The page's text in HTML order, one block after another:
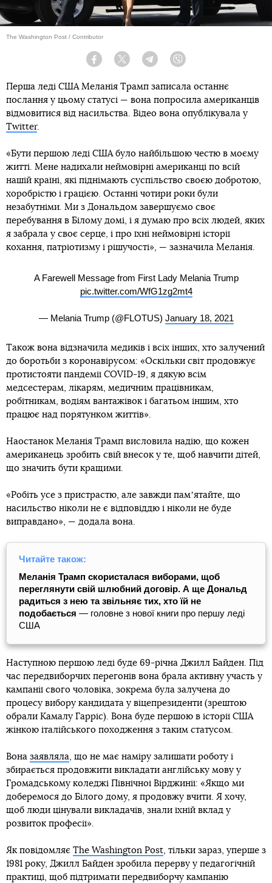
The Washington Post / Contributor
Facebook Twitter Telegram
Перша леді США Меланія Трамп записала останнє
послання у цьому статусі — вона попросила американців
відмовитися від насильства. Відео вона опублікувала у
Twitter.
«Бути першою леді США було найбільшою честю в моєму
житті. Мене надихали неймовірні американці по всій
нашій країні, які піднімають суспільство своєю добротою,
хоробрістю і грацією. Останні чотири роки були
незабутніми. Ми з Дональдом завершуємо своє
перебування в Білому домі, і я думаю про всіх людей, яких
я забрала у своє серце, і про їхні неймовірні історії
кохання, патріотизму і рішучості», — зазначила Меланія.
A Farewell Message from First Lady Melania Trump
pic.twitter.com/WfG1zg2mt4
— Melania Trump (@FLOTUS) January 18, 2021
Також вона відзначила медиків і всіх інших, хто залучений
до боротьби з коронавірусом: «Оскільки світ продовжує
протистояти пандемії COVID-19, я дякую всім
медсестерам, лікарям, медичним працівникам,
робітникам, водіям вантажівок і багатьом іншим, хто
працює над порятунком життів».
Наостанок Меланія Трамп висловила надію, що кожен
американець зробить свій внесок у те, щоб навчити дітей,
що значить бути кращими.
«Робіть усе з пристрастю, але завжди памʼятайте, що
насильство ніколи не є відповіддю і ніколи не буде
виправдано», — додала вона.
Читайте також:
Меланія Трамп скористалася виборами, щоб
переглянути свій шлюбний договір. А ще Дональд
радиться з нею та звільняє тих, хто їй не
подобається — головне з нової книги про першу леді
США
Наступною першою леді буде 69-річна Джилл Байден. Під
час передвиборчих перегонів вона брала активну участь у
кампанії свого чоловіка, зокрема була залучена до
процесу вибору кандидата у віцепрезиденти (зрештою
обрали Камалу Гарріс). Вона буде першою в історії США
жінкою італійського походження з таким статусом.
Вона заявляла, що не має наміру залишати роботу і
збирається продовжити викладати англійську мову у
Громадському коледжі Північної Вірджинії: «Якщо ми
доберемося до Білого дому, я продовжу вчити. Я хочу,
щоб люди цінували викладачів, знали їхній вклад у
розвиток професії».
Як повідомляє The Washington Post, тільки зараз, уперше з
1981 року, Джилл Байден зробила перерву у педагогічній
практиці, щоб підтримати передвиборчу кампанію